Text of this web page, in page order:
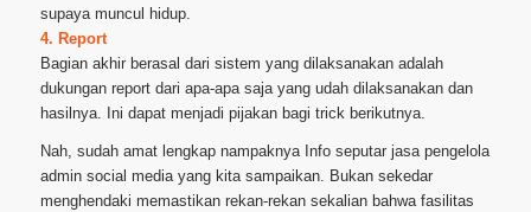
supaya muncul hidup.
4. Report
Bagian akhir berasal dari sistem yang dilaksanakan adalah
dukungan report dari apa-apa saja yang udah dilaksanakan dan
hasilnya. Ini dapat menjadi pijakan bagi trick berikutnya.
Nah, sudah amat lengkap nampaknya Info seputar jasa pengelola
admin social media yang kita sampaikan. Bukan sekedar
menghendaki memastikan rekan-rekan sekalian bahwa fasilitas